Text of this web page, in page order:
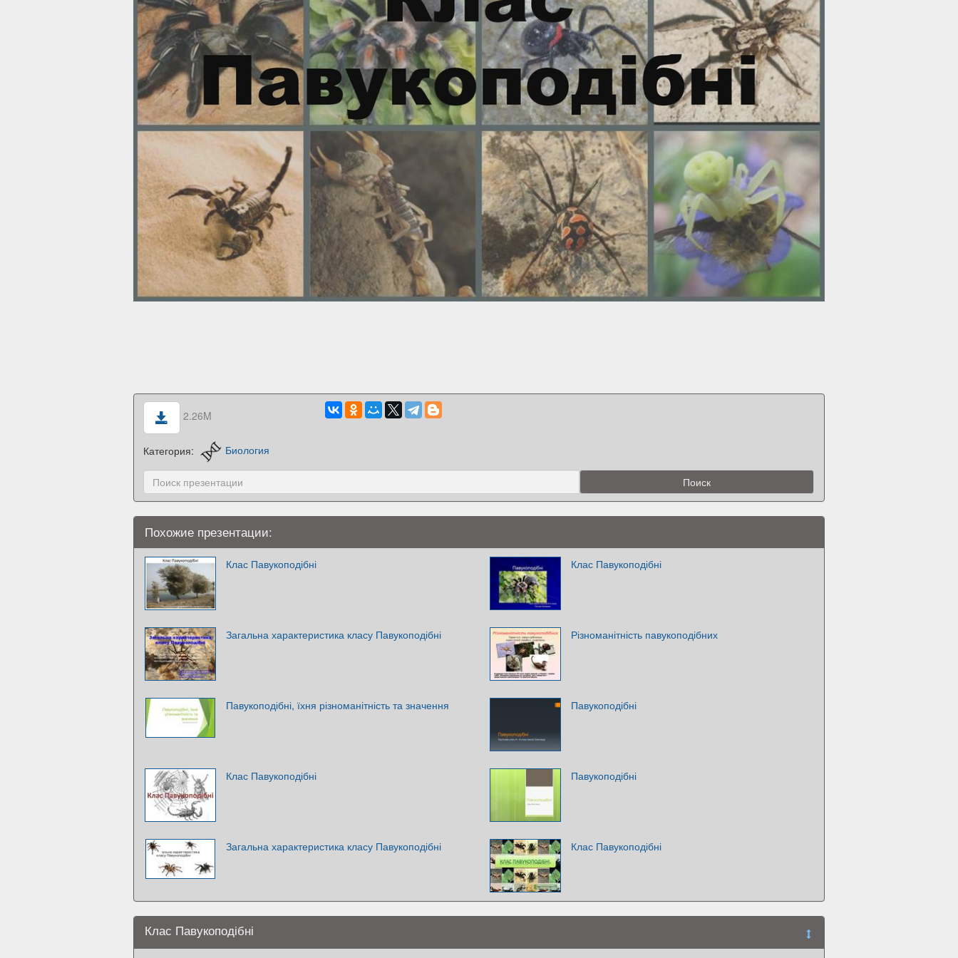
2.26M
Категория: Биология
Похожие презентации:
Клас Павукоподібні Клас Павукоподібні
Загальна характеристика класу Павукоподібні Різноманітність павукоподібних
Павукоподібні, їхня різноманітність та значення Павукоподібні
Клас Павукоподібні Павукоподібні
Загальна характеристика класу Павукоподібні Клас Павукоподібні
Клас Павукоподібні